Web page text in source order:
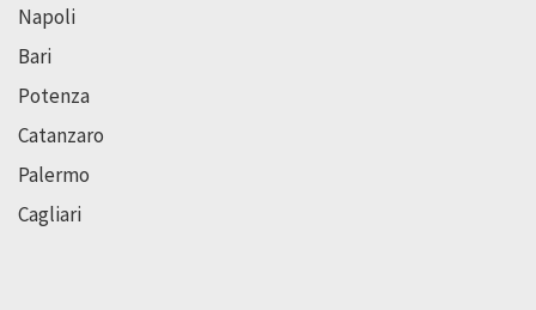
Napoli
Bari
Potenza
Catanzaro
Palermo
Cagliari